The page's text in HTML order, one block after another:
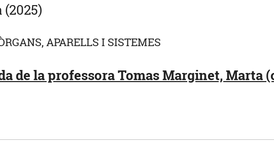
APARELLS I SISTEMES
de la professora Tomas Marginet, Marta